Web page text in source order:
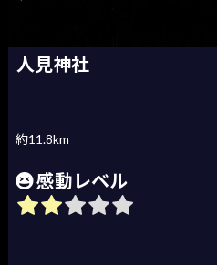
人見神社
約11.8km
感動レベル